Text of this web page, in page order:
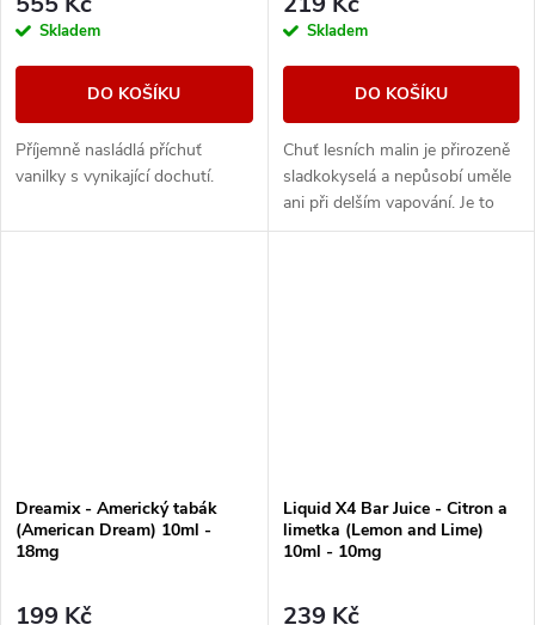
Skladem
DO KOŠÍKU
Příjemně nasládlá příchuť
vanilky s vynikající dochutí.
Skladem
DO KOŠÍKU
Chuť lesních malin je přirozeně
sladkokyselá a nepůsobí uměle
ani při delším vapování. Je to
ten typ e-liquidu, který tě
Dreamix - Americký tabák
(American Dream) 10ml -
18mg
199 Kč
Liquid X4 Bar Juice - Citron a
limetka (Lemon and Lime)
10ml - 10mg
239 Kč